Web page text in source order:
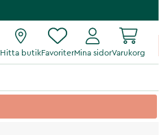
Hitta butikFavoriterMina sidorVarukorg